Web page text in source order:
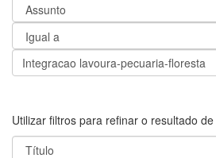
Utilizar filtros para refinar o resultado